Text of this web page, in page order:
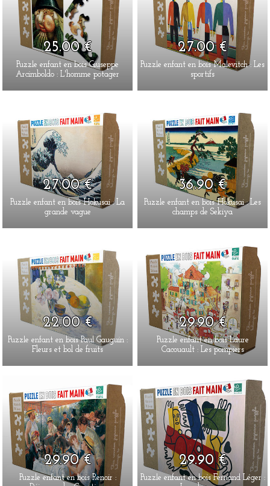
25.00 €
Puzzle enfant en bois Giuseppe
Arcimboldo : L'homme potager
27.00 €
Puzzle enfant en bois Malevitch : Les
sportifs
27.00 €
Puzzle enfant en bois Hokusai : La
grande vague
36.90 €
Puzzle enfant en bois Hokusai : Les
champs de Sekiya
22.00 €
Puzzle enfant en bois Paul Gauguin :
Fleurs et bol de fruits
29.90 €
Puzzle enfant en bois Laure
Cacouault : Les pompiers
29.90 €
Puzzle enfant en bois Renoir :
29.90 €
Puzzle enfant en bois Fernand Léger :